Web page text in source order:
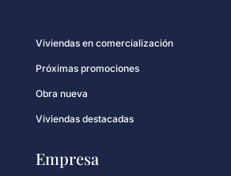
Viviendas en comercialización
Próximas promociones
Obra nueva
Viviendas destacadas
Empresa